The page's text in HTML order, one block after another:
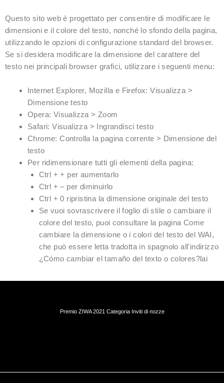
Questo sito web è progettato per consentire di modificare le
dimensioni e il colore del testo, nonché lo sfondo della pagina,
utilizzando le opzioni di configurazione standard del browser.
Se si desidera modificare la dimensione del carattere del
testo nei principali browser grafici, utilizzare i seguenti menu:
Internet Explorer, Mozilla e Firefox: Visualizza >
Dimensione testo
Opera: Visualizza > Zoom
Safari: Visualizza > Ingrandisci testo
Chrome: Controlla la pagina corrente > Dimensione del
testo
Per ridimensionare tutti gli elementi della pagina:
Ctrl + + per aumentarlo
Ctrl + – per diminuirlo
Ctrl + 0 ripristina la dimensione originale del testo
Se vuoi sovrascrivere il foglio di stile o cambiare il
colore del testo, puoi consultare la pagina Come
cambiare la dimensione o i colori del testo del WAI,
che può essere letta tradotta in spagnolo all'indirizzo
¿Cómo cambiar el tamaño del texto o colores?lai
Premio ZIWA 2021 Categoria Inviti di nozze